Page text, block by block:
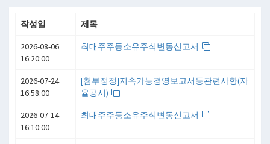
작성일 제목
2026-08-06
16:20:00
최대주주등소유주식변동신고서
2026-07-24
16:58:00
[첨부정정]지속가능경영보고서등관련사항(자
율공시)
2026-07-14
16:10:00
최대주주등소유주식변동신고서